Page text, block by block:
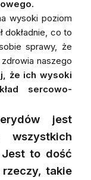
wysoki poziom
dokładnie, co to
sprawy, że
naszego
że ich wysoki
sercowo-
jest
wszystkich
Jest to dość
takie